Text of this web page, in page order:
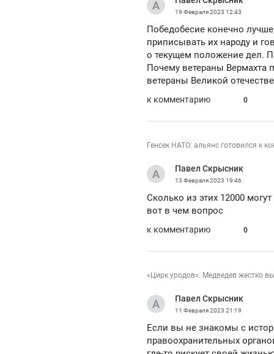
19 Февраля 2023 12:43
Победобесие конечно
приписывать их народу и
о текущем положение дел.
Почему ветераны Вермахта
ветераны Великой
к комментарию 0
Генсек НАТО: альянс готовился к
Павел Скрысник
13 Февраля 2023 19:46
Сколько из этих 12000
вот в чем вопрос
к комментарию 0
«Цирк уродов»: Медведев жестко
Павел Скрысник
11 Февраля 2023 21:19
Если вы не знакомы с
правоохранительных